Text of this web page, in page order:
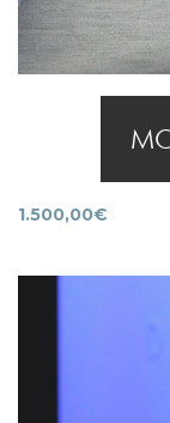
1.500,00€